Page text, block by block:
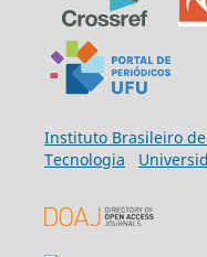
Instituto Brasileiro
Tecnologia